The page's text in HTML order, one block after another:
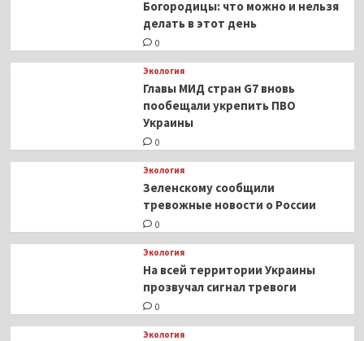
Богородицы: что можно и нельзя
делать в этот день
0
Экология
Главы МИД стран G7 вновь
пообещали укрепить ПВО
Украины
0
Экология
Зеленскому сообщили
тревожные новости о России
0
Экология
На всей территории Украины
прозвучал сигнал тревоги
0
Экология